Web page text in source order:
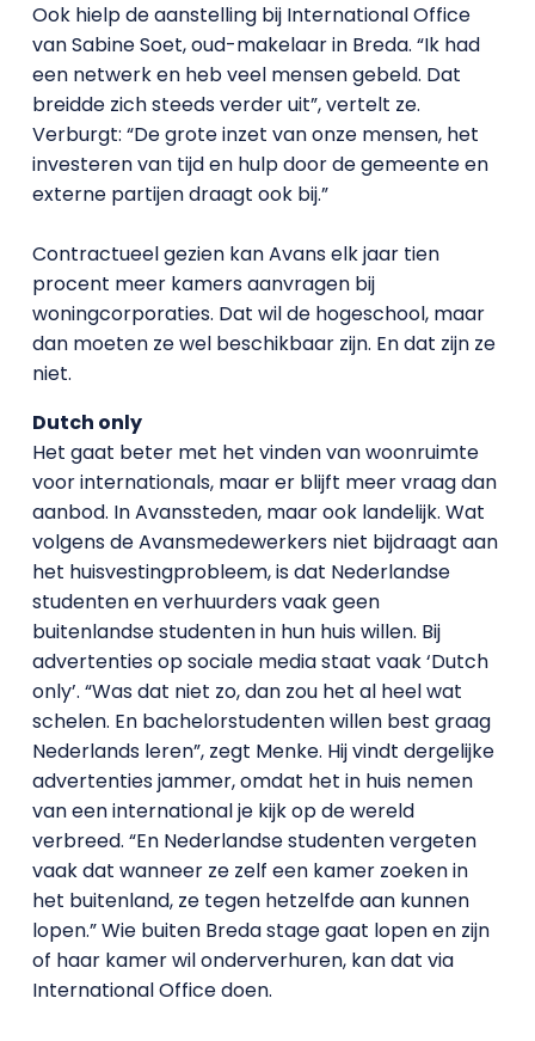
Ook hielp de aanstelling bij International Office
van Sabine Soet, oud-makelaar in Breda. “Ik had
een netwerk en heb veel mensen gebeld. Dat
breidde zich steeds verder uit”, vertelt ze.
Verburgt: “De grote inzet van onze mensen, het
investeren van tijd en hulp door de gemeente en
externe partijen draagt ook bij.”
Contractueel gezien kan Avans elk jaar tien
procent meer kamers aanvragen bij
woningcorporaties. Dat wil de hogeschool, maar
dan moeten ze wel beschikbaar zijn. En dat zijn ze
niet.
Dutch only
Het gaat beter met het vinden van woonruimte
voor internationals, maar er blijft meer vraag dan
aanbod. In Avanssteden, maar ook landelijk. Wat
volgens de Avansmedewerkers niet bijdraagt aan
het huisvestingprobleem, is dat Nederlandse
studenten en verhuurders vaak geen
buitenlandse studenten in hun huis willen. Bij
advertenties op sociale media staat vaak ‘Dutch
only’. “Was dat niet zo, dan zou het al heel wat
schelen. En bachelorstudenten willen best graag
Nederlands leren”, zegt Menke. Hij vindt dergelijke
advertenties jammer, omdat het in huis nemen
van een international je kijk op de wereld
verbreed. “En Nederlandse studenten vergeten
vaak dat wanneer ze zelf een kamer zoeken in
het buitenland, ze tegen hetzelfde aan kunnen
lopen.” Wie buiten Breda stage gaat lopen en zijn
of haar kamer wil onderverhuren, kan dat via
International Office doen.